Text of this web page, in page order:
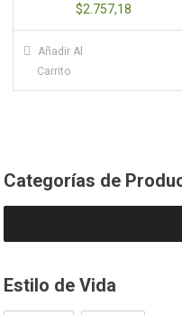
$2.757,18
Añadir Al
Carrito
Categorías de
Estilo de Vida